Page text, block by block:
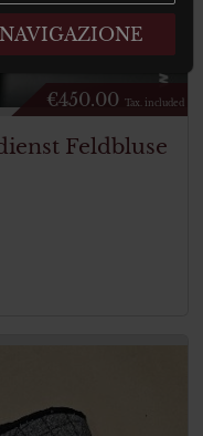
€450.00 Tax. included
Feldbluse